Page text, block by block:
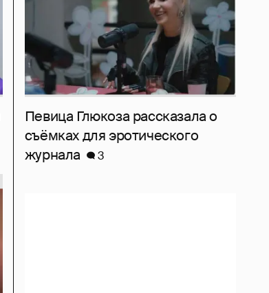
Певица Глюкоза рассказала о
съёмках для эротического
журнала
3